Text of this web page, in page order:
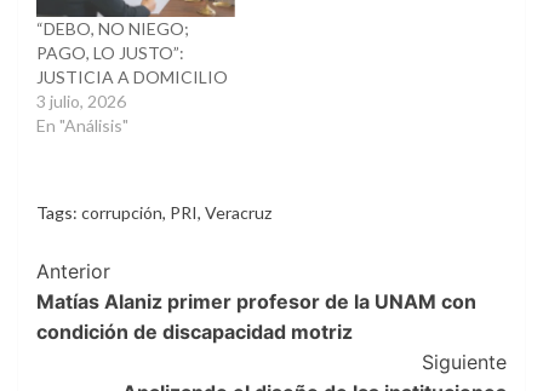
“DEBO, NO NIEGO;
PAGO, LO JUSTO”:
JUSTICIA A DOMICILIO
3 julio, 2026
En "Análisis"
Tags: corrupción, PRI, Veracruz
Post
Navigation
Anterior
Matías Alaniz primer profesor de la UNAM con
condición de discapacidad motriz
Siguiente